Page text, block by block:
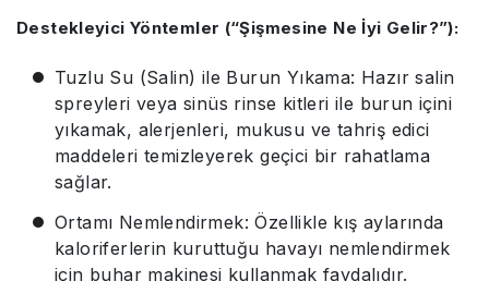
Destekleyici Yöntemler (“Şişmesine Ne İyi Gelir?”):
Tuzlu Su (Salin) ile Burun Yıkama: Hazır salin
spreyleri veya sinüs rinse kitleri ile burun içini
yıkamak, alerjenleri, mukusu ve tahriş edici
maddeleri temizleyerek geçici bir rahatlama
sağlar.
Ortamı Nemlendirmek: Özellikle kış aylarında
kaloriferlerin kuruttuğu havayı nemlendirmek
için buhar makinesi kullanmak faydalıdır.